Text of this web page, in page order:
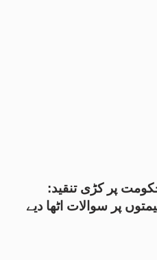
پر کڑی تنقید:
پر سوالات اٹھا دیے